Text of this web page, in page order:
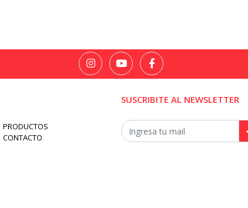
PRODUCTOS
CONTACTO
SUSCRIBITE AL NEWSLETTER